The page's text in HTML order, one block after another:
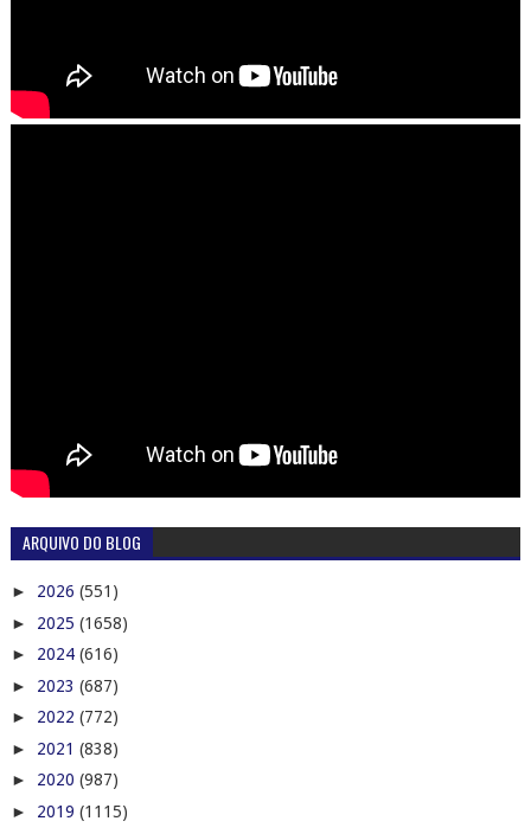
ARQUIVO DO BLOG
► 2026 (551)
► 2025 (1658)
► 2024 (616)
► 2023 (687)
► 2022 (772)
► 2021 (838)
► 2020 (987)
► 2019 (1115)